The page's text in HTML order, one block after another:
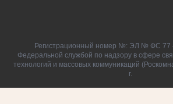
Регистрационный номер №: ЭЛ № ФС 77
Федеральной службой по надзору в сфере
технологий и массовых коммуникаций
г.